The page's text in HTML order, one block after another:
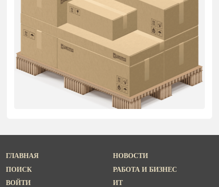
ГЛАВНАЯ
ПОИСК
ВОЙТИ
НОВОСТИ
РАБОТА И БИЗНЕС
ИТ